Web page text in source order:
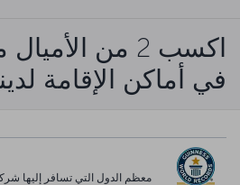
في أماكن الإقامة
معظم الدول التي تسافر إليها